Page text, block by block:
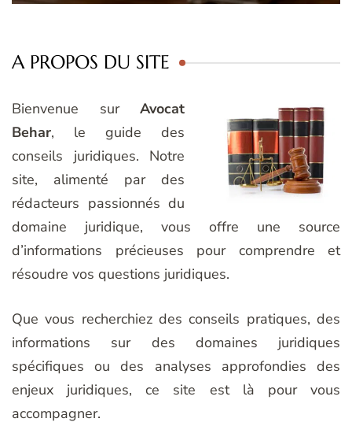
A PROPOS DU SITE
Bienvenue sur Avocat
Behar, le guide des
conseils juridiques. Notre
site, alimenté par des
rédacteurs passionnés du
domaine juridique, vous offre une source
d’informations précieuses pour comprendre et
résoudre vos questions juridiques.
Que vous recherchiez des conseils pratiques, des
informations sur des domaines juridiques
spécifiques ou des analyses approfondies des
enjeux juridiques, ce site est là pour vous
accompagner.